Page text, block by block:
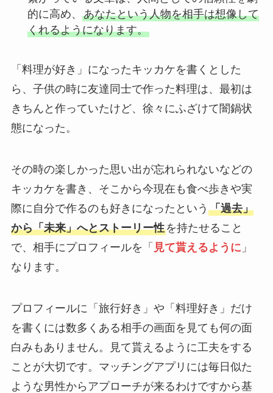
的に高め、 あなたという人物を相手は想像して
くれるようになります。
「料理が好き」になったキッカケを書くとした
ら、子供の時に友達同士で作った料理は、最初は
きちんと作っていたけど、徐々にふざけて闇鍋状
態になった。
その時の楽しかった思い出が忘れられないなどの
キッカケを書き、そこから今現在も食べ歩きや実
際に自分で作るのも好きになったという 「過去」
から「未来」へとストーリー性を持たせること
で、相手にプロフィールを「 見て貰えるように 」
なります。
プロフィールに「旅行好き」や「料理好き」だけ
を書くには数多くある相手の画面を見ても何の面
白みもありません。見て貰えるように工夫をする
ことが大切です。マッチングアプリには毎日似た
ような男性からアプローチが来るわけですから基